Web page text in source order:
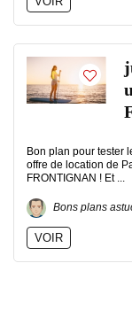
Bon plan pour tester
offre de location de
FRONTIGNAN ! Et ...
Bons plans
VOIR